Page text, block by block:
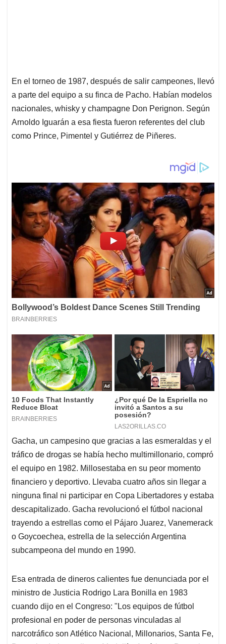
En el torneo de 1987, después de salir campeones, llevó
a parte del equipo a su finca de Pacho. Habían modelos
nacionales, whisky y champagne Don Perignon. Según
Arnoldo Iguarán a esa fiesta fueron referentes del club
como Prince, Pimentel y Gutiérrez de Piñeres.
Gacha, un campesino que gracias a las esmeraldas y el
tráfico de drogas se había hecho multimillonario, compró
el equipo en 1982. Millosestaba en su peor momento
financiero y deportivo. Llevaba cuatro años sin llegar a
ninguna final ni participar en Copa Libertadores y estaba
descapitalizado. Gacha revolucionó el fútbol nacional
trayendo a estrellas como el Pájaro Juarez, Vanemerack
o Goycoechea, estrella de la selección Argentina
subcampeona del mundo en 1990.
Esa entrada de dineros calientes fue denunciada por el
ministro de Justicia Rodrigo Lara Bonilla en 1983
cuando dijo en el Congreso: "Los equipos de fútbol
profesional en poder de personas vinculadas al
narcotráfico son Atlético Nacional, Millonarios, Santa Fe,